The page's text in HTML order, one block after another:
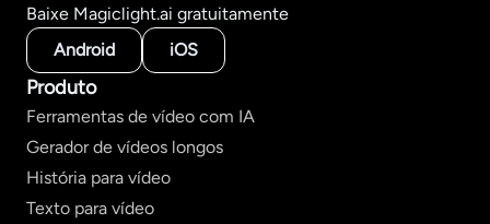
Baixe Magiclight.ai gratuitamente
Android
iOS
Produto
Ferramentas de vídeo com IA
Gerador de vídeos longos
História para vídeo
Texto para vídeo